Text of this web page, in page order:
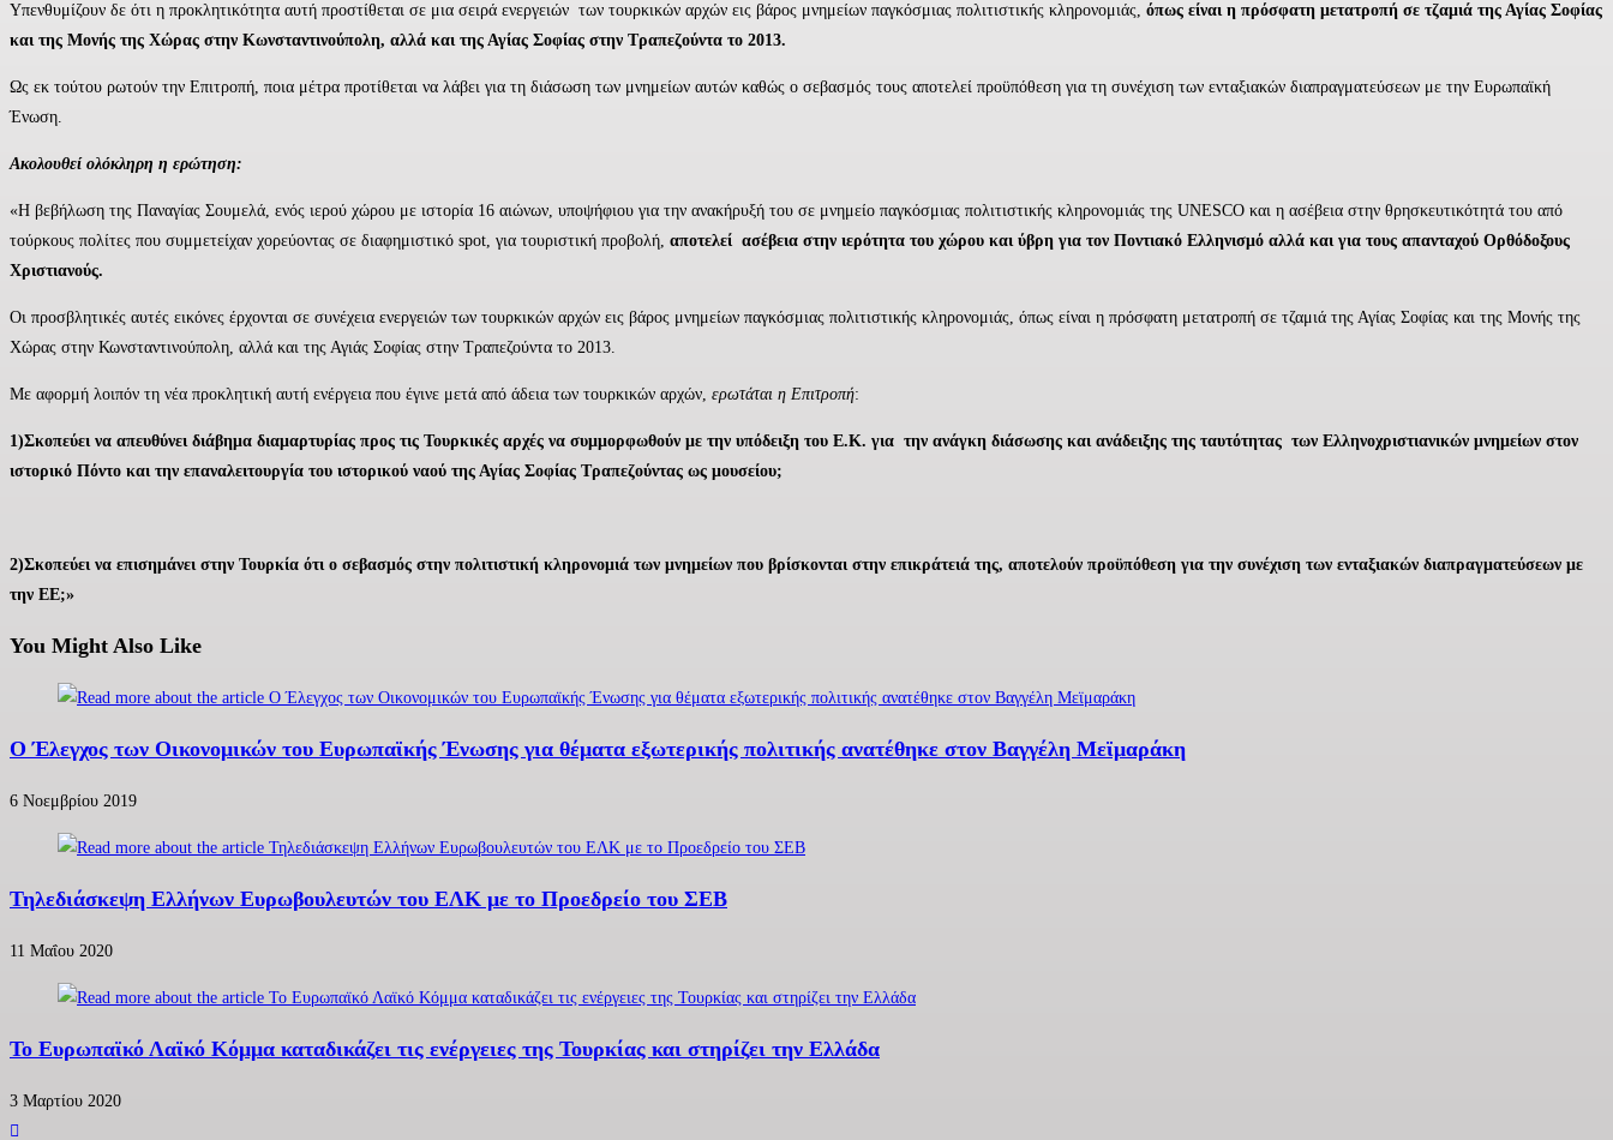
Υπενθυμίζουν δε ότι η προκλητικότητα αυτή προστίθεται σε μια σειρά ενεργειών των τουρκικών αρχών εις βάρος μνημείων παγκόσμιας πολιτιστικής κληρονομιάς, όπως είναι η πρόσφατη μετατροπή σε τζαμιά της Αγίας Σοφίας
και της Μονής της Χώρας στην Κωνσταντινούπολη, αλλά και της Αγίας Σοφίας στην Τραπεζούντα το 2013.
Ως εκ τούτου ρωτούν την Επιτροπή, ποια μέτρα προτίθεται να λάβει για τη διάσωση των μνημείων αυτών καθώς ο σεβασμός τους αποτελεί προϋπόθεση για τη συνέχιση των ενταξιακών διαπραγματεύσεων με την Ευρωπαϊκή
Ένωση.
Ακολουθεί ολόκληρη η ερώτηση:
«Η βεβήλωση της Παναγίας Σουμελά, ενός ιερού χώρου με ιστορία 16 αιώνων, υποψήφιου για την ανακήρυξή του σε μνημείο παγκόσμιας πολιτιστικής κληρονομιάς της UNESCO και η ασέβεια στην θρησκευτικότητά του από
τούρκους πολίτες που συμμετείχαν χορεύοντας σε διαφημιστικό spot, για τουριστική προβολή, αποτελεί ασέβεια στην ιερότητα του χώρου και ύβρη για τον Ποντιακό Ελληνισμό αλλά και για τους απανταχού Ορθόδοξους
Χριστιανούς.
Οι προσβλητικές αυτές εικόνες έρχονται σε συνέχεια ενεργειών των τουρκικών αρχών εις βάρος μνημείων παγκόσμιας πολιτιστικής κληρονομιάς, όπως είναι η πρόσφατη μετατροπή σε τζαμιά της Αγίας Σοφίας και της Μονής της
Χώρας στην Κωνσταντινούπολη, αλλά και της Αγιάς Σοφίας στην Τραπεζούντα το 2013.
Με αφορμή λοιπόν τη νέα προκλητική αυτή ενέργεια που έγινε μετά από άδεια των τουρκικών αρχών, ερωτάται η Επιτροπή:
1)Σκοπεύει να απευθύνει διάβημα διαμαρτυρίας προς τις Τουρκικές αρχές να συμμορφωθούν με την υπόδειξη του Ε.Κ. για την ανάγκη διάσωσης και ανάδειξης της ταυτότητας των Ελληνοχριστιανικών μνημείων στον
ιστορικό Πόντο και την επαναλειτουργία του ιστορικού ναού της Αγίας Σοφίας Τραπεζούντας ως μουσείου;
2)Σκοπεύει να επισημάνει στην Τουρκία ότι ο σεβασμός στην πολιτιστική κληρονομιά των μνημείων που βρίσκονται στην επικράτειά της, αποτελούν προϋπόθεση για την συνέχιση των ενταξιακών διαπραγματεύσεων με
την ΕΕ;»
You Might Also Like
Ο Έλεγχος των Οικονομικών του Ευρωπαϊκής Ένωσης για θέματα εξωτερικής πολιτικής ανατέθηκε στον Βαγγέλη Μεϊμαράκη
6 Νοεμβρίου 2019
Τηλεδιάσκεψη Ελλήνων Ευρωβουλευτών του ΕΛΚ με το Προεδρείο του ΣΕΒ
11 Μαΐου 2020
Το Ευρωπαϊκό Λαϊκό Κόμμα καταδικάζει τις ενέργειες της Τουρκίας και στηρίζει την Ελλάδα
3 Μαρτίου 2020